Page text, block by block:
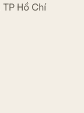
Hồ Chí